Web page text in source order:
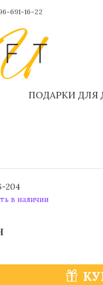
691-16-22
ПОДАРКИ ДЛЯ
204
в наличии